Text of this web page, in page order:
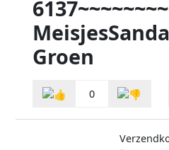
Groen
0